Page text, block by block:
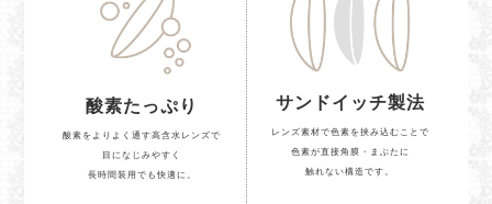
酸素たっぷり
酸素をよりよく通す高含水レンズで
目になじみやすく
長時間装用でも快適に。
サンドイッチ製法
レンズ素材で色素を挟み込むことで
色素が直接角膜・まぶたに
触れない構造です。